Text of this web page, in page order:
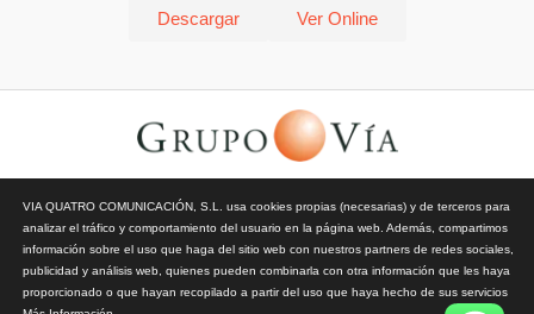
Descargar Ver Online
| Grupo Vía | 2026 |Aviso Legal y Privacidad|Política de
VIA QUATRO COMUNICACIÓN, S.L. usa cookies propias (necesarias) y de terceros para
analizar el tráfico y comportamiento del usuario en la página web. Además, compartimos
información sobre el uso que haga del sitio web con nuestros partners de redes sociales,
publicidad y análisis web, quienes pueden combinarla con otra información que les haya
proporcionado o que hayan recopilado a partir del uso que haya hecho de sus servicios